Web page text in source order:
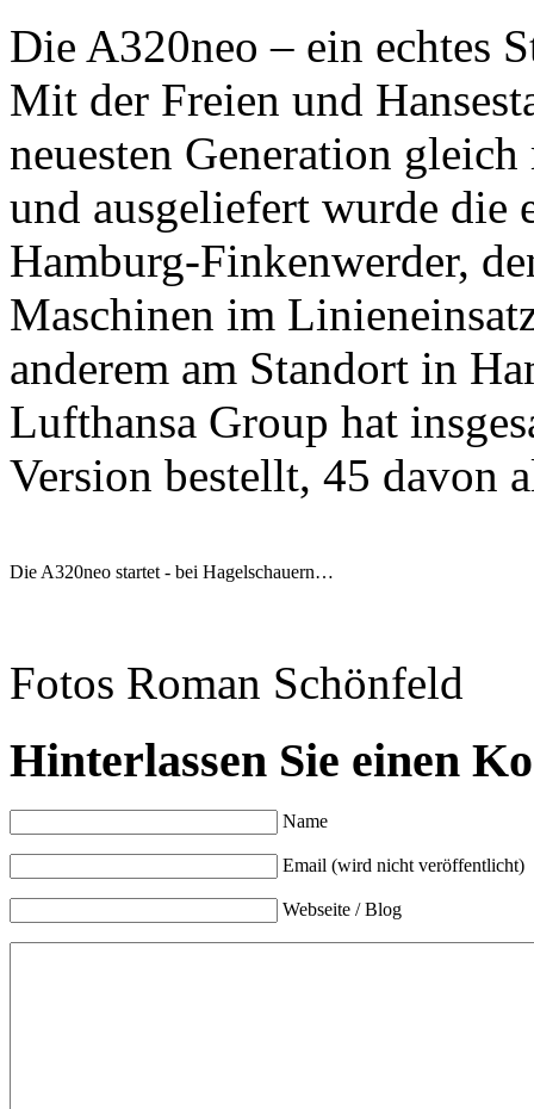
Die A320neo – ein echtes
Mit der Freien und
neuesten Generation
und ausgeliefert wurde die
Hamburg-Finkenwerder,
Maschinen im
anderem am Standort in
Lufthansa Group hat
Version bestellt, 45 davon
Die A320neo startet - bei Hagelschauern…
Fotos Roman Schönfeld
Hinterlassen Sie einen
Name
Email (wird nicht veröffentlicht)
Webseite / Blog